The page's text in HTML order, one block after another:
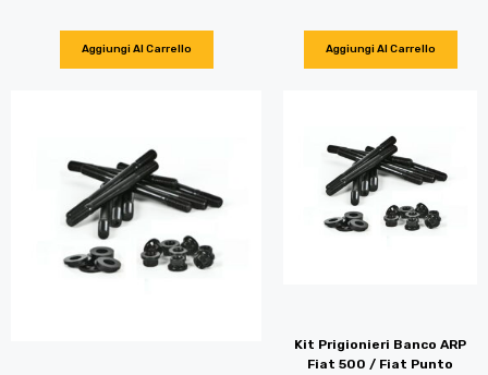
Aggiungi Al Carrello Aggiungi Al Carrello
Kit Prigionieri Banco ARP
Fiat 500 / Fiat Punto